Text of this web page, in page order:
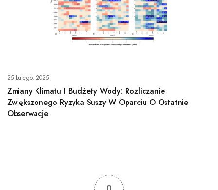
25 Lutego, 2025
Zmiany Klimatu I Budżety Wody: Rozliczanie
Zwiększonego Ryzyka Suszy W Oparciu O Ostatnie
Obserwacje